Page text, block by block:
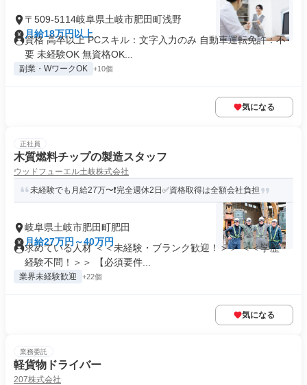
〒509-5114岐阜県土岐市肥田町浅野
月給18万円以上
資格 高卒以上 PCスキル：文字入力のみ 自動車運転免許：不
要 未経験OK 無資格OK...
副業・WワークOK +10個
気になる
正社員
木質燃料チップの製造スタッフ
ウッドフューエル土岐株式会社
未経験でも月給27万〜❗完全週休2日✅資格取得は全額会社負担
岐阜県土岐市肥田町肥田
月給27万円～40万円
求めている人材 ＜＜未経験・ブランク歓迎！＞＞ ＜＜学歴・
経験不問！＞＞ 【必須要件...
業界未経験歓迎 +22個
気になる
業務委託
軽貨物ドライバー
207株式会社